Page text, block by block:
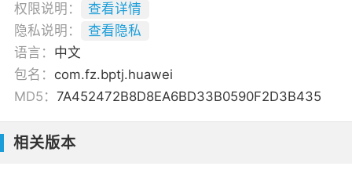
权限说明：
查看详情
隐私说明：
查看隐私
语言： 中文
包名： com.fz.bptj.huawei
MD5： 7A452472B8D8EA6BD33B0590F2D3B435
相关版本